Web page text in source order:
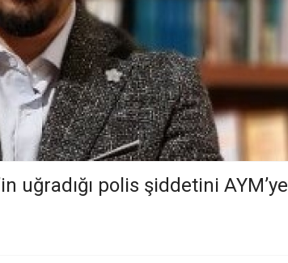
uğradığı polis şiddetini AYM’ye